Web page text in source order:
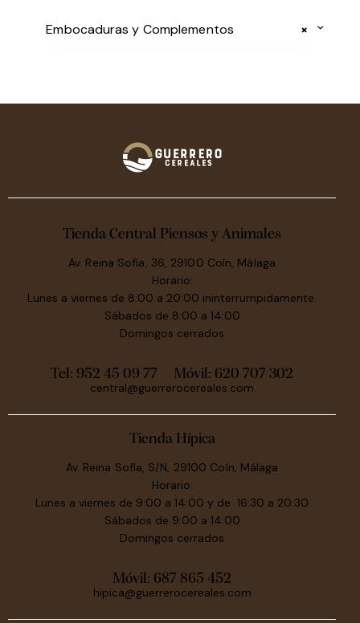
×
Embocaduras y Complementos
Tienda Central Piensos y Animales
Av. Reina Sofía, 36, 29100 Coín, Málaga
Horario:
Lunes a viernes de 8:00 a 20:00 ininterrumpidamente.
Sábados de 8:00 a 14:00
Domingos cerrados
Tel: 952 45 09 77 Móvil: 620 707 302
central@guerrerocereales.com
Tienda Hípica
Av. Reina Sofía, S/N, 29100 Coín, Málaga
Horario:
Lunes a viernes de 9:00 a 14:00 y de 16:30 a 20:30
Sábados de 9:00 a 14:00
Domingos cerrados
Móvil: 687 865 452
hipica@guerrerocereales.com